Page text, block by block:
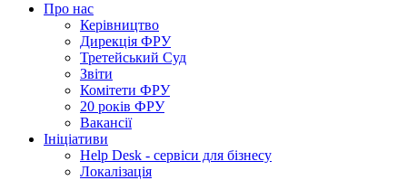
Про нас
Керівництво
Дирекція ФРУ
Третейський Суд
Звіти
Комітети ФРУ
20 років ФРУ
Вакансії
Ініціативи
Help Desk - сервіси для бізнесу
Локалізація